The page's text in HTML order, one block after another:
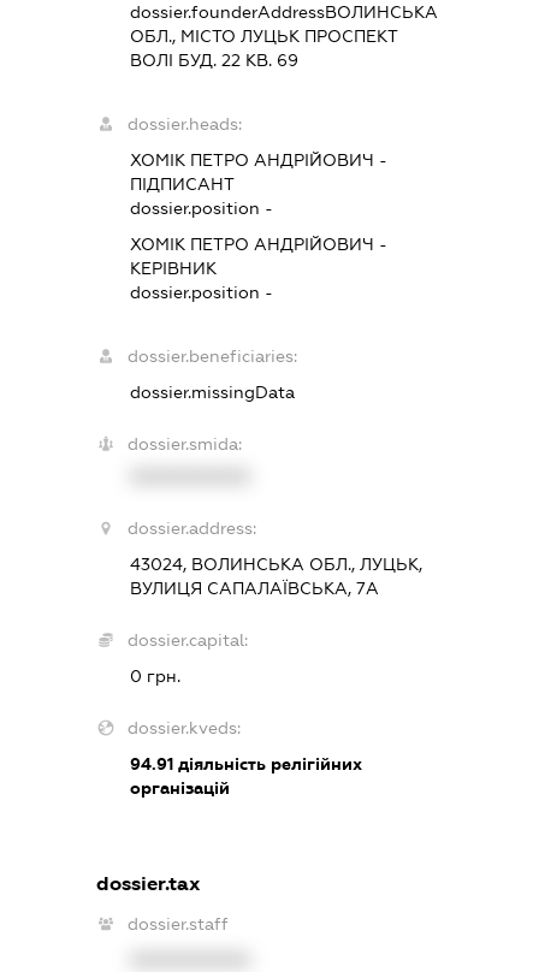
dossier.founderAddressВОЛИНСЬКА
ОБЛ., МІСТО ЛУЦЬК ПРОСПЕКТ
ВОЛІ БУД. 22 КВ. 69
dossier.heads:
ХОМІК ПЕТРО АНДРІЙОВИЧ -
ПІДПИСАНТ
dossier.position -
ХОМІК ПЕТРО АНДРІЙОВИЧ -
КЕРІВНИК
dossier.position -
dossier.beneficiaries:
dossier.missingData
dossier.smida:
dossier.address:
43024, ВОЛИНСЬКА ОБЛ., ЛУЦЬК,
ВУЛИЦЯ САПАЛАЇВСЬКА, 7А
dossier.capital:
0 грн.
dossier.kveds:
94.91діяльність релігійних
організацій
dossier.tax
dossier.staff